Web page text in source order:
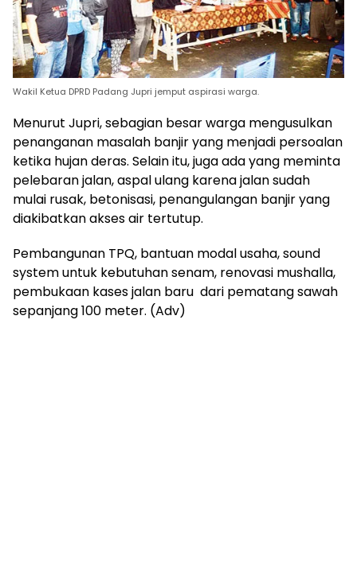
Wakil Ketua DPRD Padang Jupri jemput aspirasi warga.
Menurut Jupri, sebagian besar warga mengusulkan
penanganan masalah banjir yang menjadi persoalan
ketika hujan deras. Selain itu, juga ada yang meminta
pelebaran jalan, aspal ulang karena jalan sudah
mulai rusak, betonisasi, penangulangan banjir yang
diakibatkan akses air tertutup.
Pembangunan TPQ, bantuan modal usaha, sound
system untuk kebutuhan senam, renovasi mushalla,
pembukaan kases jalan baru dari pematang sawah
sepanjang 100 meter. (Adv)